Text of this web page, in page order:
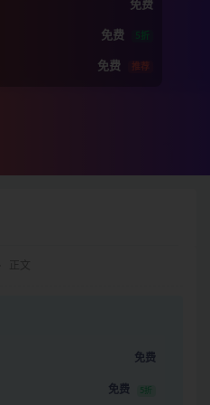
免费
免费 5折
免费 推荐
免费
免费 5折